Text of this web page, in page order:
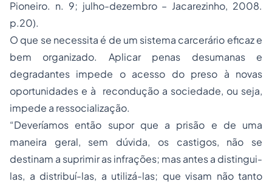
Pioneiro. n. 9; julho-dezembro – Jacarezinho, 2008.
p.20).
O que se necessita é de um sistema carcerário eficaz e
bem organizado. Aplicar penas desumanas e
degradantes impede o acesso do preso à novas
oportunidades e à recondução a sociedade, ou seja,
impede a ressocialização.
“Deveríamos então supor que a prisão e de uma
maneira geral, sem dúvida, os castigos, não se
destinam a suprimir as infrações; mas antes a distingui-
las, a distribuí-las, a utilizá-las; que visam não tanto